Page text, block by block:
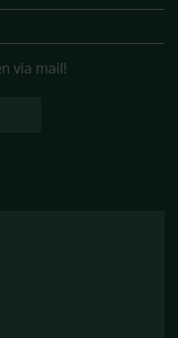
via mail!